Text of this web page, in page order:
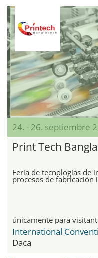
24. - 26. septiembre
Print Tech
Feria de tecnologías de
procesos de fabricación
únicamente para
Daca